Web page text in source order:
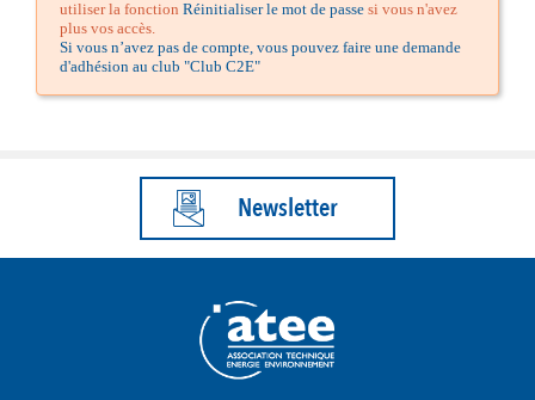
utiliser la fonction Réinitialiser le mot de passesi vous n'avez
plus vos accès.
Si vous n’avez pas de compte, vous pouvez faire une demande
d'adhésion au club "Club C2E"
Newsletter